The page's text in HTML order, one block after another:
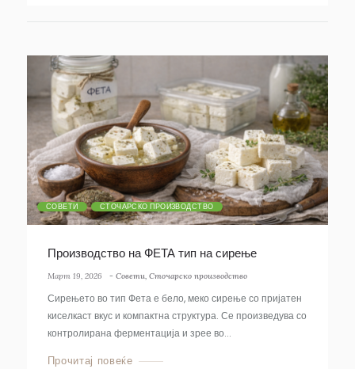
СОВЕТИ СТОЧАРСКО ПРОИЗВОДСТВО
Производство на ФЕТА тип на сирење
Март 19, 2026 - Совети, Сточарско производство
Сирењето во тип Фета е бело, меко сирење со пријатен
киселкаст вкус и компактна структура. Се произведува со
контролирана ферментација и зрее во...
Прочитај повеќе